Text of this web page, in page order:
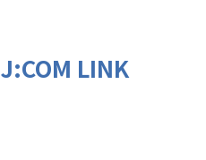
J:COM LINK